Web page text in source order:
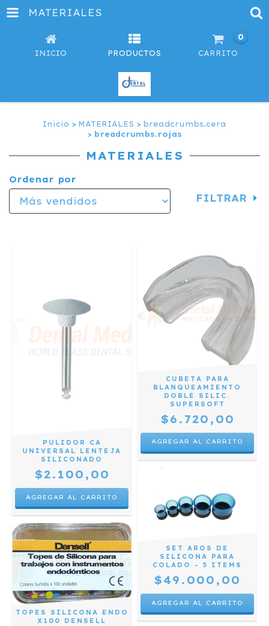
MATERIALES
INICIO PRODUCTOS CARRITO
0
Inicio > MATERIALES > breadcrumbs.cera
> breadcrumbs.rojas
MATERIALES
Ordenar por
FILTRAR
PULIDOR CA
UNIVERSAL LENTEJA
SILICONADO
$2.100,00
CUBETA PARA
BLANQUEAMIENTO
DOBLE SILIC.
SUPERSOFT
$6.720,00
TOPES SILICONA ENDO
X100 DENSELL
SET AROS DE
SILICONA PARA
COLADO - 5 ITEMS
$49.000,00